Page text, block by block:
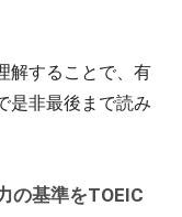
解することで、有
是非最後まで読み
の基準をTOEIC